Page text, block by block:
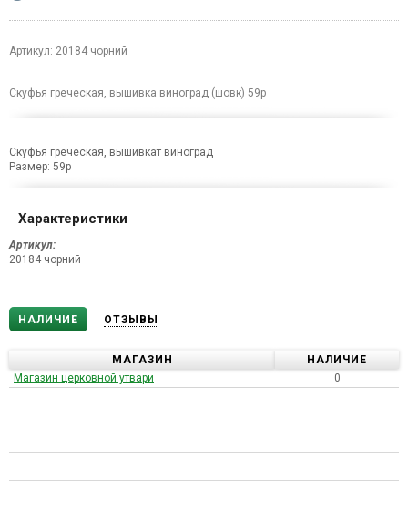
Артикул: 20184 чорний
Скуфья греческая, вышивка виноград (шовк) 59р
Скуфья греческая, вышивкат виноград
Размер: 59р
Характеристики
Артикул:
20184 чорний
НАЛИЧИЕ ОТЗЫВЫ
МАГАЗИН
НАЛИЧИЕ
Магазин церковной утвари
0